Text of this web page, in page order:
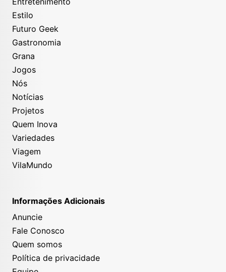
Estilo
Futuro Geek
Gastronomia
Grana
Jogos
Nós
Notícias
Projetos
Quem Inova
Variedades
Viagem
VilaMundo
Informações Adicionais
Anuncie
Fale Conosco
Quem somos
Política de privacidade